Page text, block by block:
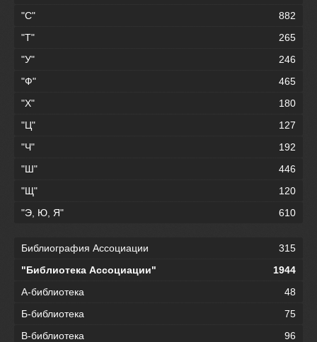
"С"
882
"Т"
265
"У"
246
"Ф"
465
"Х"
180
"Ц"
127
"Ч"
192
"Ш"
446
"Щ"
120
"Э, Ю, Я"
610
Библиография Ассоциации
315
"Библиотека Ассоциации"
1944
А-библиотека
48
Б-библиотека
75
В-библиотека
96